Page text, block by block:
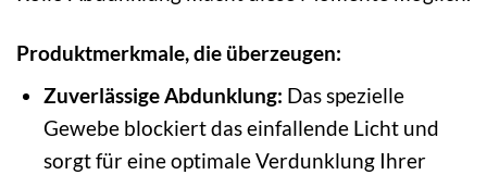
Produktmerkmale, die überzeugen:
Zuverlässige Abdunklung: Das spezielle
Gewebe blockiert das einfallende Licht und
sorgt für eine optimale Verdunklung Ihrer